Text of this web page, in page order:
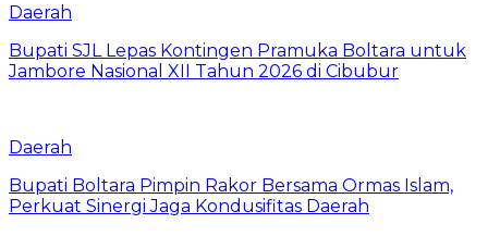
Daerah
Bupati SJL Lepas Kontingen Pramuka Boltara untuk
Jambore Nasional XII Tahun 2026 di Cibubur
Daerah
Bupati Boltara Pimpin Rakor Bersama Ormas Islam,
Perkuat Sinergi Jaga Kondusifitas Daerah